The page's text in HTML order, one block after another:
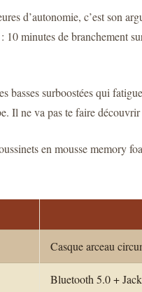
d’autonomie, c’est son
minutes de
surboostées qui
ne va pas te faire
en mousse memory
Casque arceau
Bluetooth 5.0 +